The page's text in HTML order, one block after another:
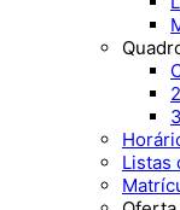
Listas